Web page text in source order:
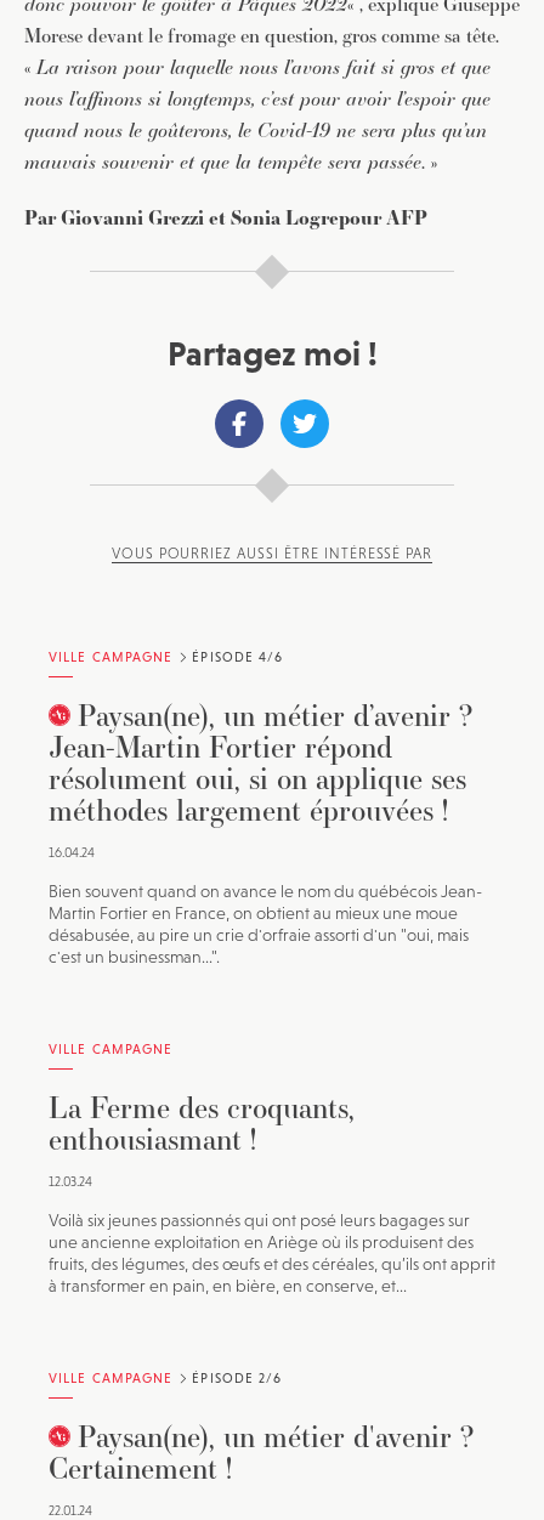
Morese devant le fromage en question, gros comme sa tête.
«La raison pour laquelle nous l’avons fait si gros et que
nous l’affinons si longtemps, c’est pour avoir l’espoir que
quand nous le goûterons, le Covid-19 ne sera plus qu’un
mauvais souvenir et que la tempête sera passée. »
Par Giovanni Grezzi et Sonia Logrepour AFP
Partagez moi !
VOUS POURRIEZ AUSSI ÊTRE INTÉRESSÉ PAR
VILLE CAMPAGNE ÉPISODE 4/6
Paysan(ne), un métier d’avenir ?
Jean-Martin Fortier répond
résolument oui, si on applique ses
méthodes largement éprouvées !
16.04.24
Bien souvent quand on avance le nom du québécois Jean-
Martin Fortier en France, on obtient au mieux une moue
désabusée, au pire un crie d'orfraie assorti d'un "oui, mais
c'est un businessman...".
VILLE CAMPAGNE
La Ferme des croquants,
enthousiasmant !
12.03.24
Voilà six jeunes passionnés qui ont posé leurs bagages sur
une ancienne exploitation en Ariège où ils produisent des
fruits, des légumes, des œufs et des céréales, qu’ils ont apprit
à transformer en pain, en bière, en conserve, et...
VILLE CAMPAGNE ÉPISODE 2/6
Paysan(ne), un métier d'avenir ?
Certainement !
22.01.24
JE M'INSCRIS À LA NEWSLETTER
Pour recevoir toutes les deux semaines notre lettre
d’info avec une sélection d’articles …